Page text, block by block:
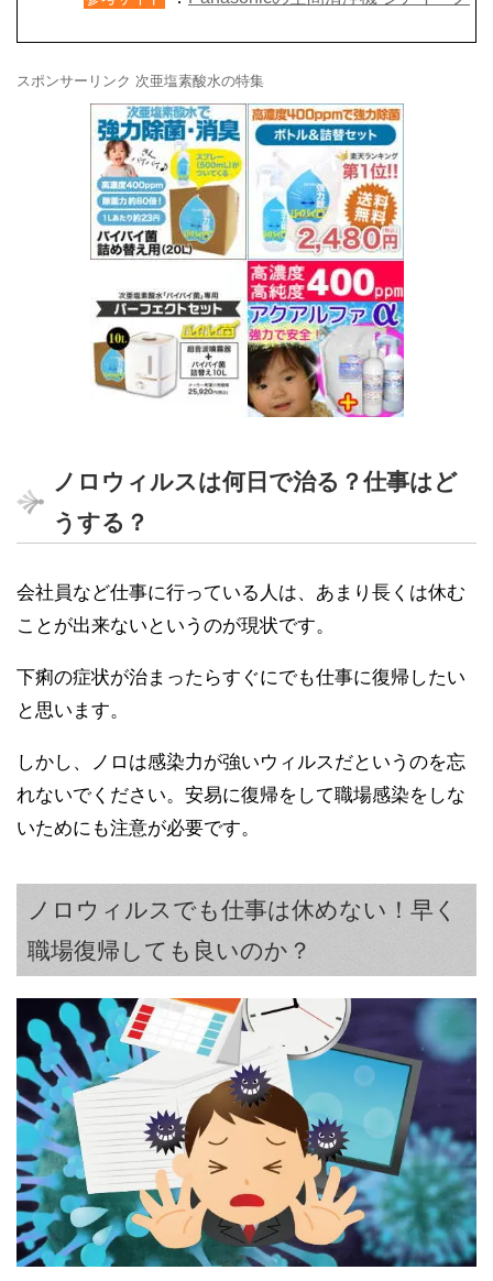
スポンサーリンク 次亜塩素酸水の特集
ノロウィルスは何日で治る？仕事はど
うする？
会社員など仕事に行っている人は、あまり長くは休む
ことが出来ないというのが現状です。
下痢の症状が治まったらすぐにでも仕事に復帰したい
と思います。
しかし、ノロは感染力が強いウィルスだというのを忘
れないでください。安易に復帰をして職場感染をしな
いためにも注意が必要です。
ノロウィルスでも仕事は休めない！早く
職場復帰しても良いのか？